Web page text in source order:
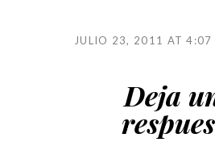
JULIO 23, 2011 AT 4:07
Deja